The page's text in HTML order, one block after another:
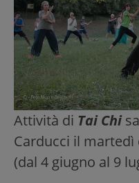
Attività di Tai Chi
Carducci il martedì
(dal 4 giugno al 9